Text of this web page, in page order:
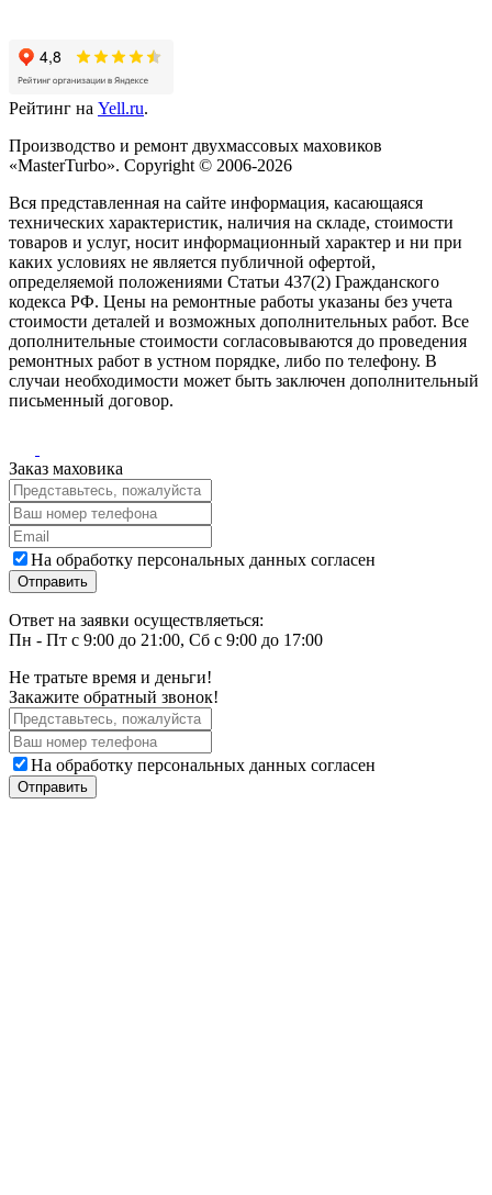
Рейтинг на Yell.ru.
Производство и ремонт двухмассовых маховиков
«MasterTurbo». Copyright © 2006-2026
Вся представленная на сайте информация, касающаяся
технических характеристик, наличия на складе, стоимости
товаров и услуг, носит информационный характер и ни при
каких условиях не является публичной офертой,
определяемой положениями Статьи 437(2) Гражданского
кодекса РФ. Цены на ремонтные работы указаны без учета
стоимости деталей и возможных дополнительных работ. Все
дополнительные стоимости согласовываются до проведения
ремонтных работ в устном порядке, либо по телефону. В
случаи необходимости может быть заключен дополнительный
письменный договор.
Заказ маховика
На обработку персональных данных согласен
Ответ на заявки осуществляеться:
Пн - Пт с 9:00 до 21:00, Сб с 9:00 до 17:00
Не тратьте время и деньги!
Закажите обратный звонок!
На обработку персональных данных согласен